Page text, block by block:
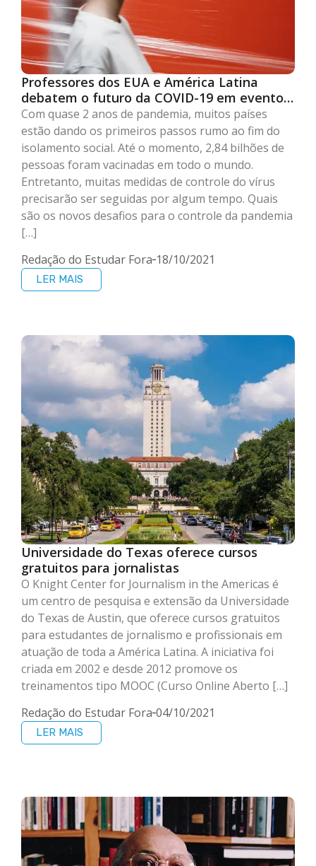
Professores dos EUA e América Latina
debatem o futuro da COVID-19 em evento
gratuito
Com quase 2 anos de pandemia, muitos países
estão dando os primeiros passos rumo ao fim do
isolamento social. Até o momento, 2,84 bilhões de
pessoas foram vacinadas em todo o mundo.
Entretanto, muitas medidas de controle do vírus
precisarão ser seguidas por algum tempo. Quais
são os novos desafios para o controle da pandemia
[…]
Redação do Estudar Fora 18/10/2021
LER MAIS
Universidade do Texas oferece cursos
gratuitos para jornalistas
O Knight Center for Journalism in the Americas é
um centro de pesquisa e extensão da Universidade
do Texas de Austin, que oferece cursos gratuitos
para estudantes de jornalismo e profissionais em
atuação de toda a América Latina. A iniciativa foi
criada em 2002 e desde 2012 promove os
treinamentos tipo MOOC (Curso Online Aberto […]
Redação do Estudar Fora 04/10/2021
LER MAIS